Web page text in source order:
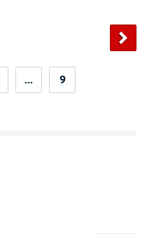
... 9